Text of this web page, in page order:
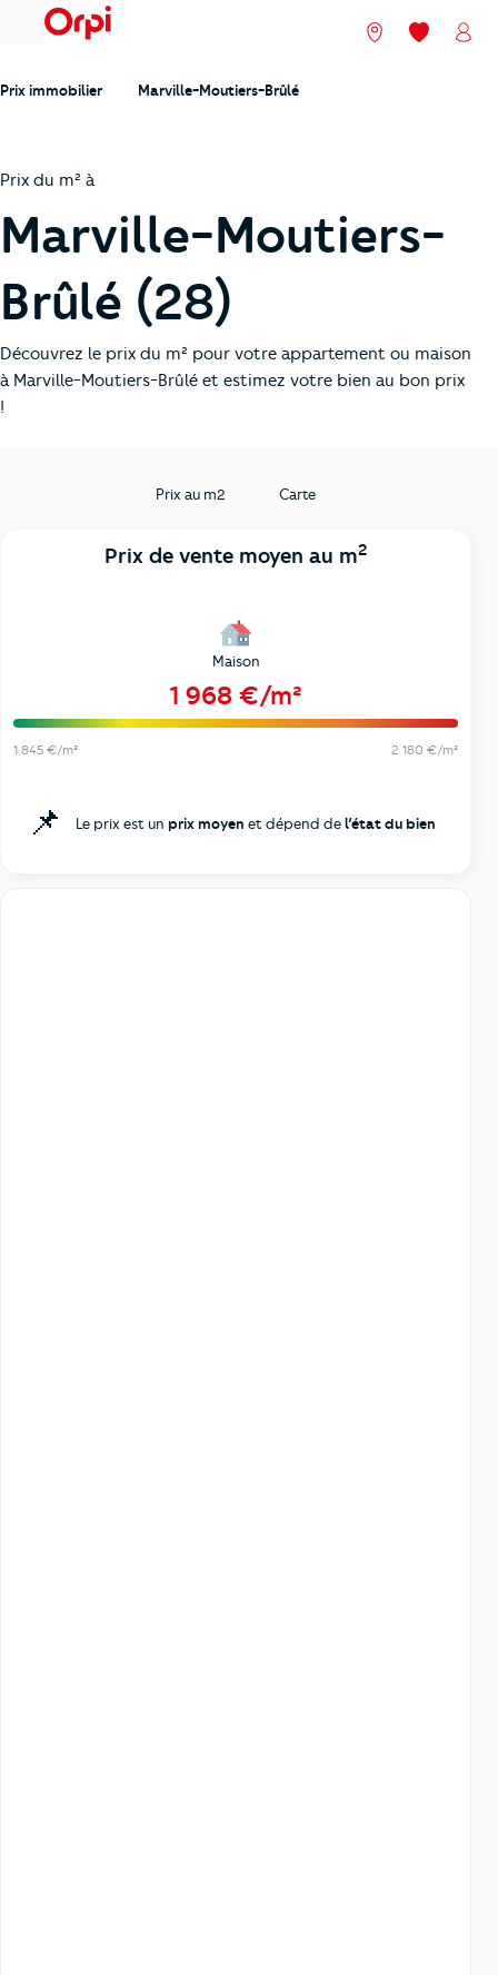
menu Nos agences
Mes
Prix immobilier Marville-Moutiers-Brûlé
Prix du m² à
Marville-Moutiers-
Brûlé (28)
Découvrez le prix du m² pour votre appartement ou maison
à Marville-Moutiers-Brûlé et estimez votre bien au bon prix
!
Prix au m2 Carte
Prix de vente moyen au m2
Maison
1 968 €/m²
1 845 €/m² 2 180 €/m²
📌 Le prix est un prix moyen et dépend del’état du bien